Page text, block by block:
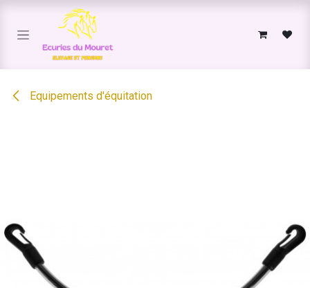
Se rendre au contenu
Equipements d'équitation